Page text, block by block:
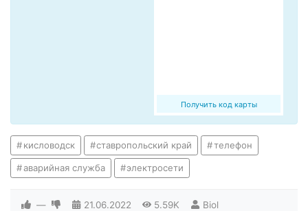
Получить код карты
кисловодск ставропольский край телефон
аварийная служба электросети
— 21.06.2022 5.59K Biol